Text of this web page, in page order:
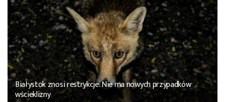
Białystok znosi restrykcje. Nie ma nowych przypadków
wścieklizny